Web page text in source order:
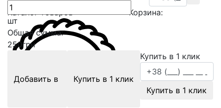
Каталог товаров
Продукция ГАЛЯ БАЛУВАНА
Корзина:
шт
Общая сумма:
250грн
Добавить в Купить в 1 клик
Купить в 1 клик
Купить в 1 клик